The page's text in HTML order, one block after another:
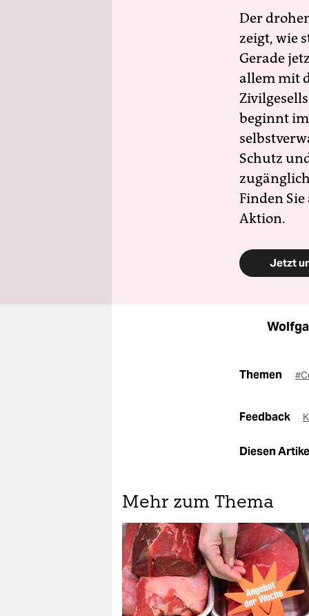
Der
zeigt, wie
Gerade
allem mit
beginnt
Schutz
Finden
Aktion.
Jetzt
Themen
Feedback
Diesen
Mehr zum Thema